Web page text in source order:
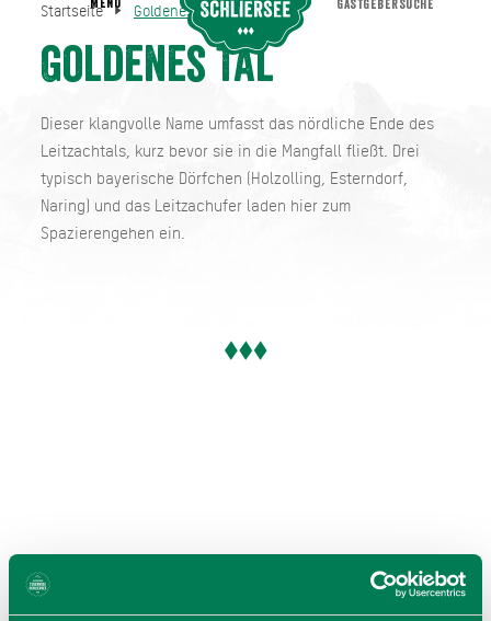
Startseite Goldenes Tal
Goldenes Tal
Dieser klangvolle Name umfasst das nördliche Ende des
Leitzachtals, kurz bevor sie in die Mangfall fließt. Drei
typisch bayerische Dörfchen (Holzolling, Esterndorf,
Naring) und das Leitzachufer laden hier zum
Spazierengehen ein.
Startseite Goldenes Tal
MENU GASTGEBERSUCHE